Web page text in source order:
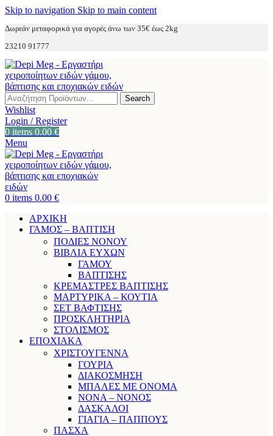
Skip to navigation Skip to main content
Δωρεάν μεταφορικά για αγορές άνω των 35€ έως 2kg
23210 91777
Search
Wishlist
Login / Register
0 items 0.00 €
Menu
0 items 0.00 €
ΑΡΧΙΚΗ
ΓΑΜΟΣ – ΒΑΠΤΙΣΗ
ΠΟΔΙΕΣ ΝΟΝΟΥ
ΒΙΒΛΙΑ ΕΥΧΩΝ
ΓΑΜΟΥ
ΒΑΠΤΙΣΗΣ
ΚΡΕΜΑΣΤΡΕΣ ΒΑΠΤΙΣΗΣ
ΜΑΡΤΥΡΙΚΑ – ΚΟΥΤΙΑ
ΣΕΤ ΒΑΦΤΙΣΗΣ
ΠΡΟΣΚΛΗΤΗΡΙΑ
ΣΤΟΛΙΣΜΟΣ
ΕΠΟΧΙΑΚΑ
ΧΡΙΣΤΟΥΓΕΝΝΑ
ΓΟΥΡΙΑ
ΔΙΑΚΟΣΜΗΣΗ
ΜΠΑΛΕΣ ΜΕ ΟΝΟΜΑ
ΝΟΝΑ – ΝΟΝΟΣ
ΔΑΣΚΑΛΟΙ
ΓΙΑΓΙΑ – ΠΑΠΠΟΥΣ
ΠΑΣΧΑ